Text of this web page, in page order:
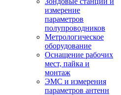
измерение
параметров
полупроводников
Метрологическое
оборудование
Оснащение рабочих
мест, пайка и
монтаж
ЭМС и измерения
параметров антенн